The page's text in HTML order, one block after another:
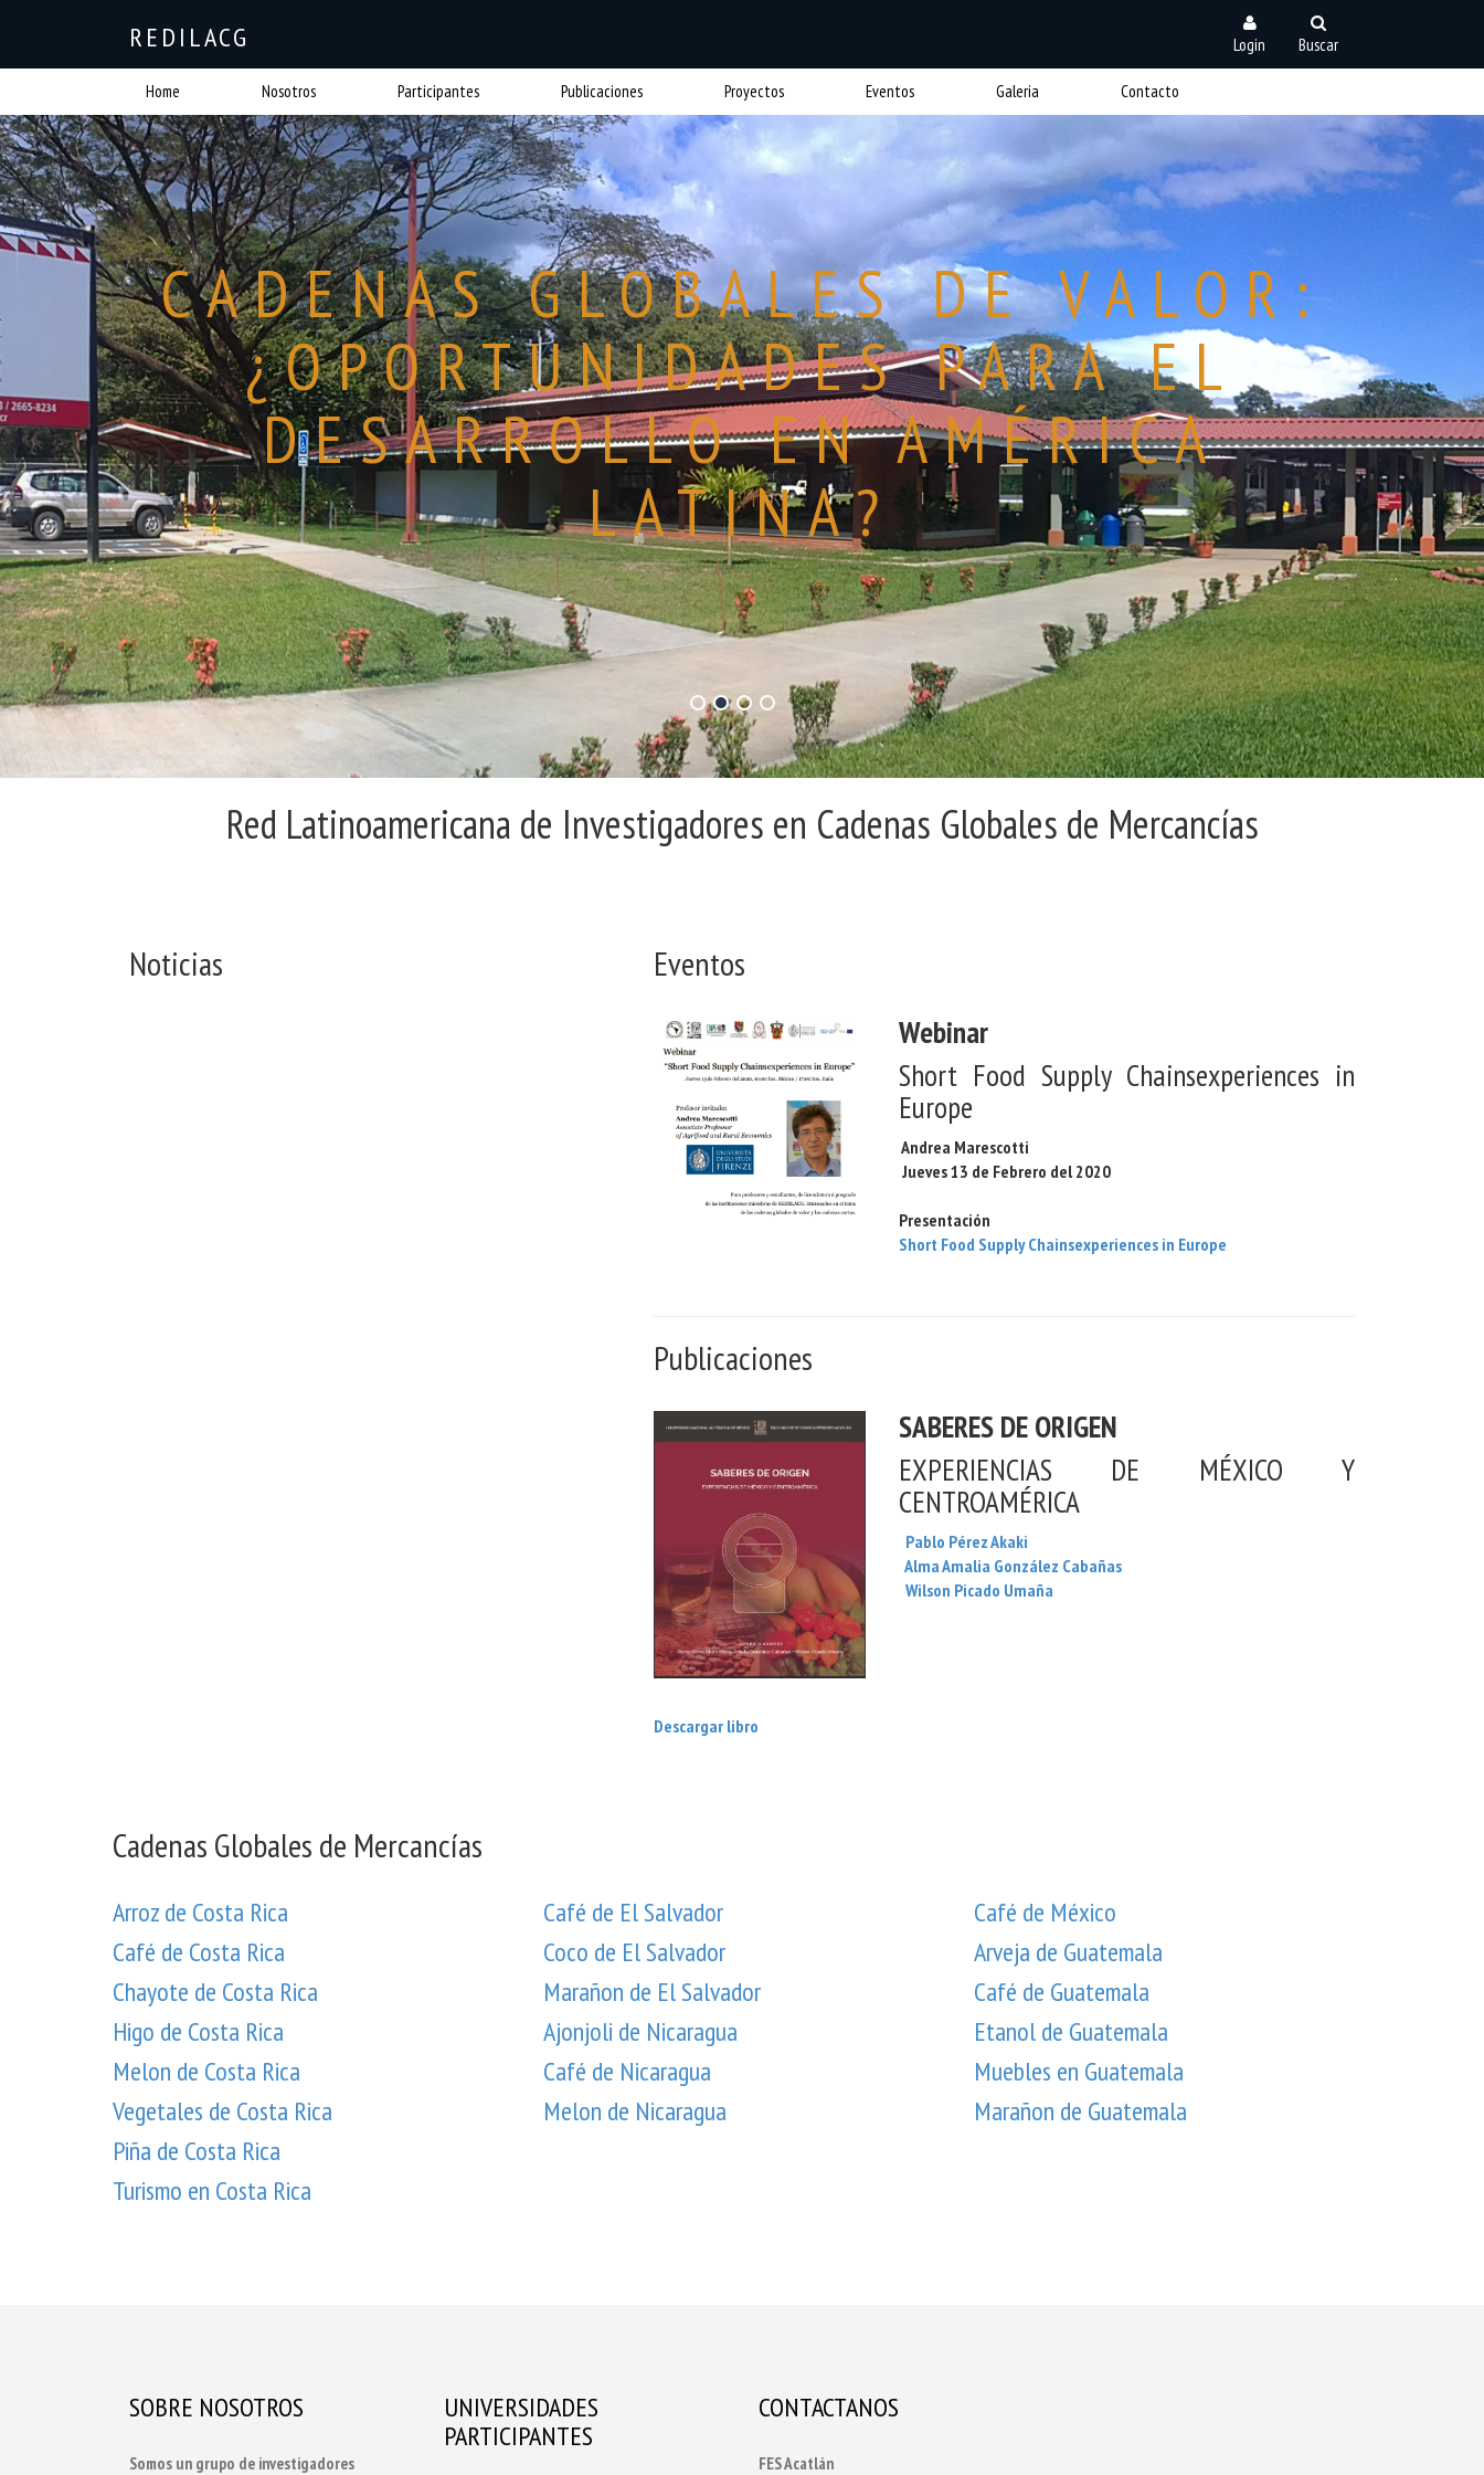
REDILACG Login Buscar
Home Nosotros Participantes Publicaciones Proyectos Eventos Galeria Contacto
CADENAS GLOBALES DE VALOR:
¿OPORTUNIDADES PARA EL
DESARROLLO EN AMÉRICA
LATINA?
Red Latinoamericana de Investigadores en Cadenas Globales de Mercancías
Noticias Eventos
Webinar
Short Food Supply Chainsexperiences in
Europe
Andrea Marescotti
Jueves 13 de Febrero del 2020
Presentación
Short Food Supply Chainsexperiences in Europe
Publicaciones
SABERES DE ORIGEN
EXPERIENCIAS DE MÉXICO Y
CENTROAMÉRICA
Pablo Pérez Akaki
Alma Amalia González Cabañas
Wilson Picado Umaña
Descargar libro
Cadenas Globales de Mercancías
Arroz de Costa Rica
Café de Costa Rica
Chayote de Costa Rica
Higo de Costa Rica
Melon de Costa Rica
Vegetales de Costa Rica
Piña de Costa Rica
Turismo en Costa Rica
Café de El Salvador
Coco de El Salvador
Marañon de El Salvador
Ajonjoli de Nicaragua
Café de Nicaragua
Melon de Nicaragua
Café de México
Arveja de Guatemala
Café de Guatemala
Etanol de Guatemala
Muebles en Guatemala
Marañon de Guatemala
SOBRE NOSOTROS
Somos un grupo de investigadores
UNIVERSIDADES
PARTICIPANTES
CONTACTANOS
FES Acatlán